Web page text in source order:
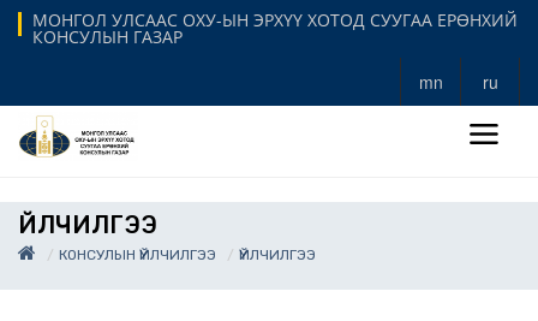
МОНГОЛ УЛСААС ОХУ-ЫН ЭРХҮҮ ХОТОД СУУГАА ЕРӨНХИЙ
КОНСУЛЫН ГАЗАР
mn ru
ҮЙЛЧИЛГЭЭ
КОНСУЛЫН ҮЙЛЧИЛГЭЭ ҮЙЛЧИЛГЭЭ